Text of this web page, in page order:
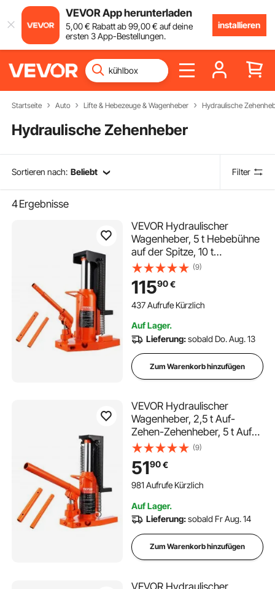
VEVOR App herunterladen
5,00€ Rabatt ab99,00€ auf deine
ersten 3 App-Bestellungen.
installieren
Startseite Auto Lifte & Hebezeuge & Wagenheber Hydraulische
Hydraulische Zehenheber
Sortieren nach: Beliebt Filter
4Ergebnisse
VEVOR Hydraulischer
Wagenheber, 5 t Hebebühne
auf der Spitze, 10 t
Hubkapazität an der Spitze,
20-173 mm Zehenhöhe, 287-
440 mm obere Höhe,
Lufthydraulischer
Maschinen
(9)
11590€
437 Aufrufe Kürzlich
Auf Lager.
Lieferung:sobald Do. Aug. 13
Zum Warenkorb hinzufügen
VEVOR Hydraulischer
Wagenheber, 2,5 t Auf-
Zehen-Zehenheber, 5 t Auf-
Zehen-Hubkapazität,
Maschinenwagenheber, 20-
135 mm Zehenhöhe, 227-
340 mm Oberhöhe,
Klauenwagenheber
(9)
5190€
981 Aufrufe Kürzlich
Auf Lager.
Lieferung:sobald Fr Aug. 14
Zum Warenkorb hinzufügen